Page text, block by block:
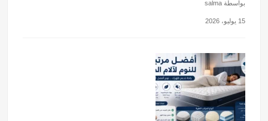
بواسطة salma
15 يوليو، 2026